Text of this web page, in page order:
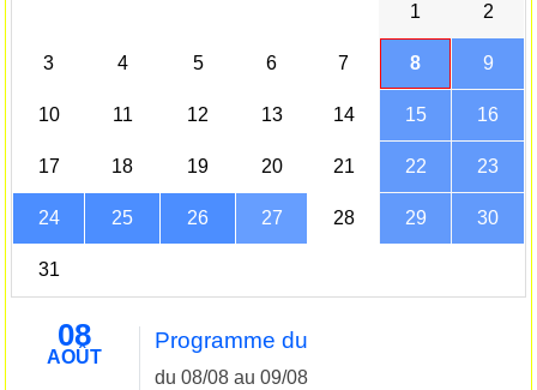
1 2
3 4 5 6 7 8 9
10 11 12 13 14 15 16
17 18 19 20 21 22 23
24 25 26 27 28 29 30
31
08
AOÛT
Programme du
du 08/08 au 09/08